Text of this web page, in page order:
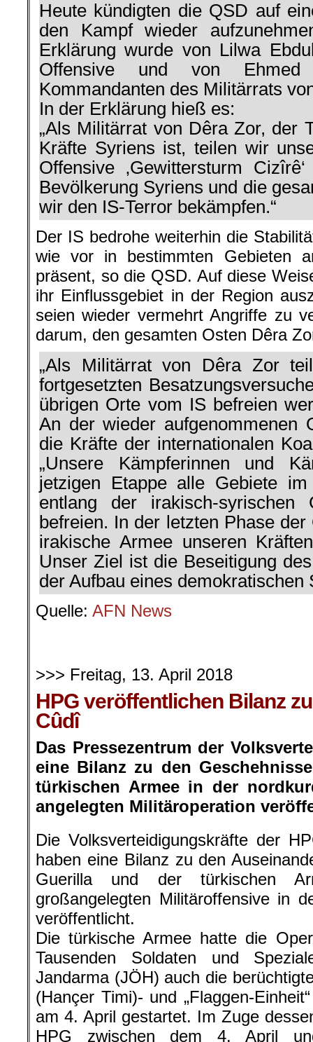
Heute kündigten die QSD auf
den Kampf wieder
Erklärung wurde von Lilwa
Offensive und von
Kommandanten des Militärrats
In der Erklärung hieß es:
„Als Militärrat von Dêra Zor, der
Kräfte Syriens ist, teilen wir
Offensive ‚Gewittersturm
Bevölkerung Syriens und die
wir den IS-Terror bekämpfen.“
Der IS bedrohe weiterhin die
wie vor in bestimmten Gebieten
präsent, so die QSD. Auf diese
ihr Einflussgebiet in der Region
seien wieder vermehrt Angriffe zu
darum, den gesamten Osten Dêra
„Als Militärrat von Dêra Zor
fortgesetzten
übrigen Orte vom IS befreien
An der wieder aufgenommenen
die Kräfte der internationalen
„Unsere Kämpferinnen und
jetzigen Etappe alle Gebiete
entlang der irakisch-syrischen
befreien. In der letzten Phase
irakische Armee unseren
Unser Ziel ist die Beseitigung
der Aufbau eines demokratischen
Quelle: AFN News
>>> Freitag, 13. April 2018
HPG veröffentlichen Bilanz
Cûdî
Das Pressezentrum der
eine Bilanz zu den
türkischen Armee in der
angelegten Militäroperation
Die Volksverteidigungskräfte der
haben eine Bilanz zu den
Guerilla und der türkischen
großangelegten Militäroffensive in
veröffentlicht.
Die türkische Armee hatte die
Tausenden Soldaten und
Jandarma (JÖH) auch die
(Hançer Timi)- und „Flaggen-
am 4. April gestartet. Im Zuge
HPG zwischen dem 4. April